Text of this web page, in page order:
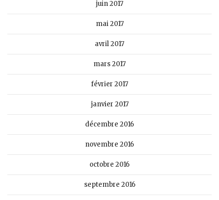
juin 2017
mai 2017
avril 2017
mars 2017
février 2017
janvier 2017
décembre 2016
novembre 2016
octobre 2016
septembre 2016